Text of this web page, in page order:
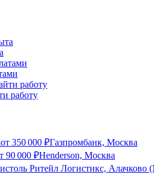
работу
от 350 000 ₽Газпромбанк, Москва
90 000 ₽Henderson, Москва
Ритейл Логистикс, Алачково